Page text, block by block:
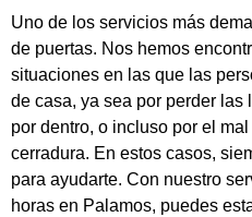
Uno de los servicios más
de puertas. Nos hemos
situaciones en las que las
de casa, ya sea por perder las
por dentro, o incluso por el
cerradura. En estos casos,
para ayudarte. Con nuestro
horas en Palamos, puedes